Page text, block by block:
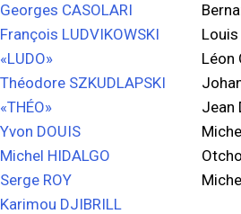
Georges CASOLARI
François LUDVIKOWSKI
«LUDO»
Théodore SZKUDLAPSKI
«THÉO»
Yvon DOUIS
Michel HIDALGO
Serge ROY
Karimou DJIBRILL
Louis
Léon
Jean